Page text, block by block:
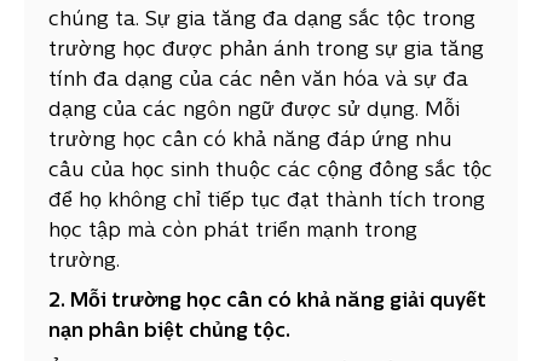
chúng ta. Sự gia tăng đa dạng sắc tộc trong
trường học được phản ánh trong sự gia tăng
tính đa dạng của các nền văn hóa và sự đa
dạng của các ngôn ngữ được sử dụng. Mỗi
trường học cần có khả năng đáp ứng nhu
cầu của học sinh thuộc các cộng đồng sắc tộc
để họ không chỉ tiếp tục đạt thành tích trong
học tập mà còn phát triển mạnh trong
trường.
2. Mỗi trường học cần có khả năng giải quyết
nạn phân biệt chủng tộc.